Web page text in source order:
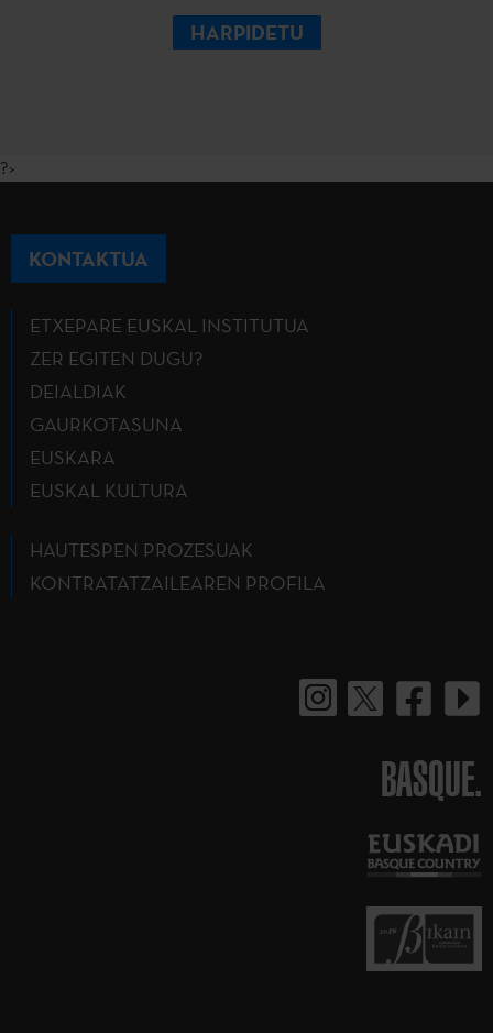
HARPIDETU
?>
KONTAKTUA
ETXEPARE EUSKAL INSTITUTUA
ZER EGITEN DUGU?
DEIALDIAK
GAURKOTASUNA
EUSKARA
EUSKAL KULTURA
HAUTESPEN PROZESUAK
KONTRATATZAILEAREN PROFILA
BASQUE.